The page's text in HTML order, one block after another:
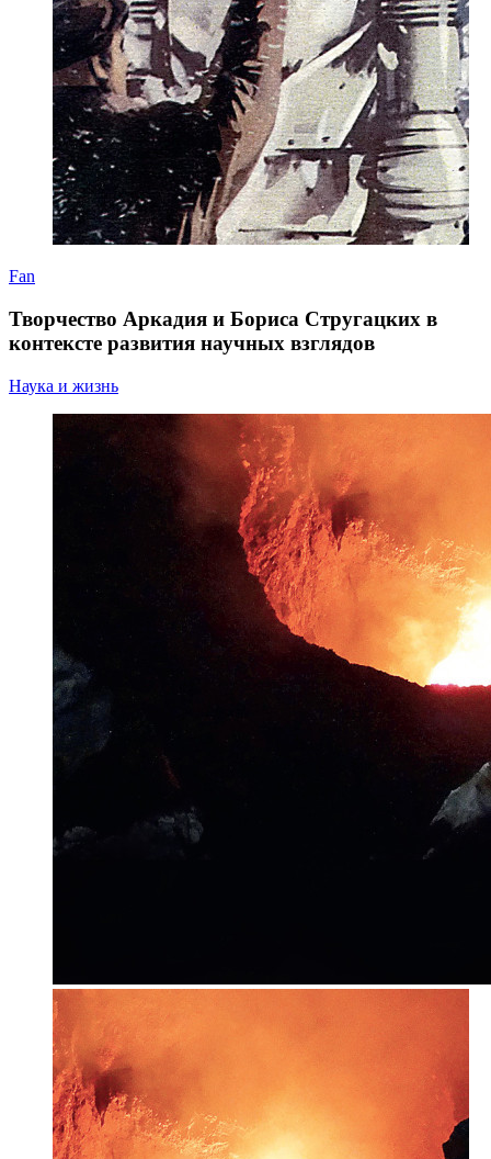
Fan
Творчество Аркадия и Бориса Стругацких в
контексте развития научных взглядов
Наука и жизнь